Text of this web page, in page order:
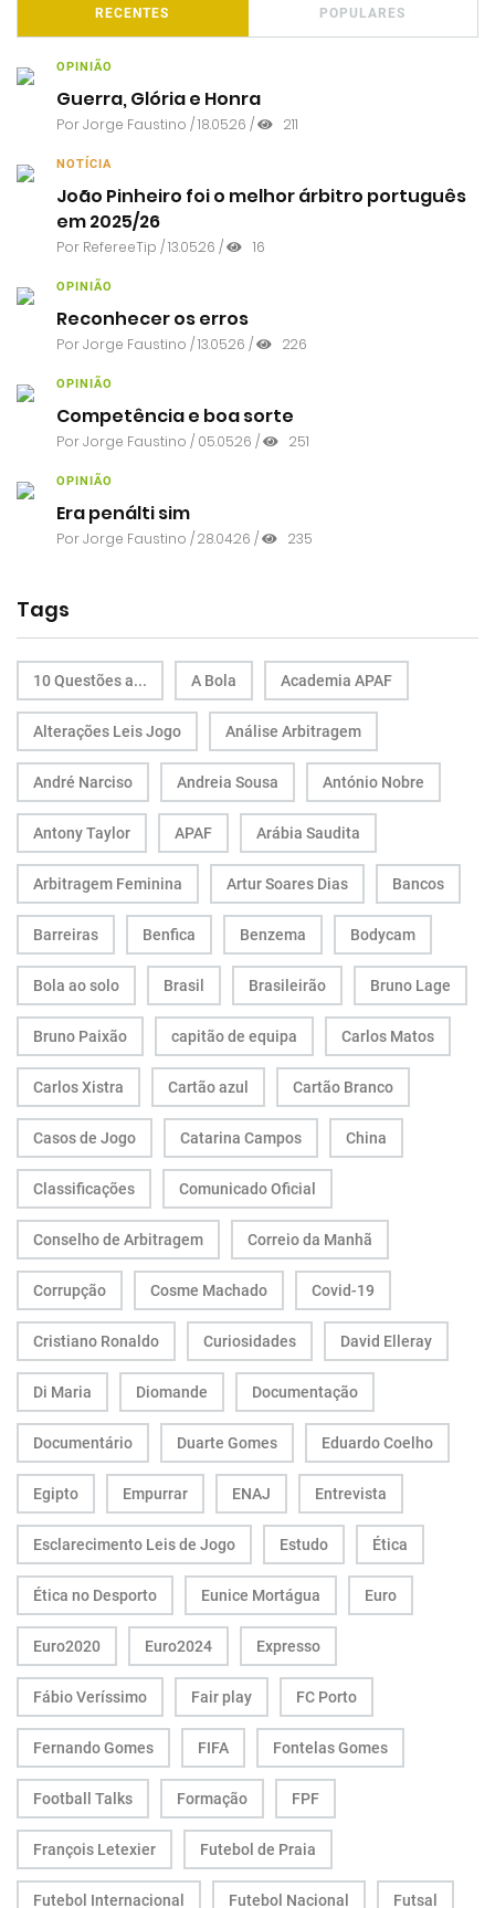
RECENTES POPULARES
OPINIÃO
Guerra, Glória e Honra
PorJorge Faustino / 18.05.26 / 211
NOTÍCIA
João Pinheiro foi o melhor árbitro português
em 2025/26
Por RefereeTip / 13.05.26 / 16
OPINIÃO
Reconhecer os erros
PorJorge Faustino / 13.05.26 / 226
OPINIÃO
Competência e boa sorte
PorJorge Faustino / 05.05.26 / 251
OPINIÃO
Era penálti sim
PorJorge Faustino / 28.04.26 / 235
Tags
10 Questões a... A Bola Academia APAF
Alterações Leis Jogo Análise Arbitragem
André Narciso Andreia Sousa António Nobre
Antony Taylor APAF Arábia Saudita
Arbitragem Feminina Artur Soares Dias Bancos
Barreiras Benfica Benzema Bodycam
Bola ao solo Brasil Brasileirão Bruno Lage
Bruno Paixão capitão de equipa Carlos Matos
Carlos Xistra Cartão azul Cartão Branco
Casos de Jogo Catarina Campos China
Classificações Comunicado Oficial
Conselho de Arbitragem Correio da Manhã
Corrupção Cosme Machado Covid-19
Cristiano Ronaldo Curiosidades David Elleray
Di Maria Diomande Documentação
Documentário Duarte Gomes Eduardo Coelho
Egipto Empurrar ENAJ Entrevista
Esclarecimento Leis de Jogo Estudo Ética
Ética no Desporto Eunice Mortágua Euro
Euro2020 Euro2024 Expresso
Fábio Veríssimo Fair play FC Porto
Fernando Gomes FIFA Fontelas Gomes
Football Talks Formação FPF
François Letexier Futebol de Praia
Futebol Internacional Futebol Nacional Futsal